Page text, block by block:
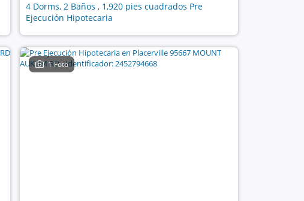
4 Dorms, 2 Baños , 1,920 pies cuadrados Pre
Ejecución Hipotecaria
1 Foto